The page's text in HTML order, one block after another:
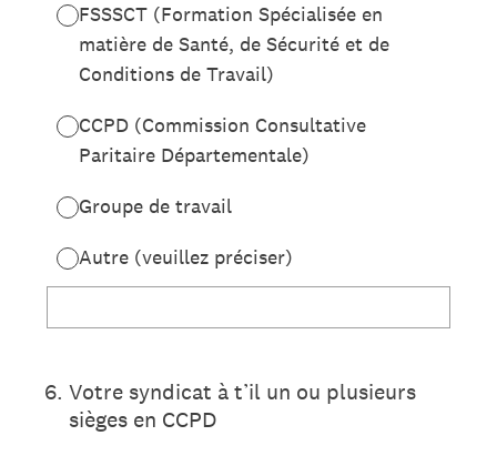
FSSSCT (Formation Spécialisée en
matière de Santé, de Sécurité et de
Conditions de Travail)
CCPD (Commission Consultative
Paritaire Départementale)
Groupe de travail
Autre (veuillez préciser)
6. Votre syndicat à t’il un ou plusieurs
sièges en CCPD